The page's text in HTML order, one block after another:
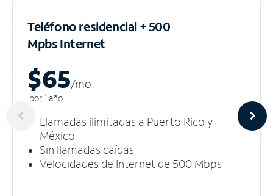
Teléfono residencial + 500
MpbsInternet
$65/mo
por 1 año
Llamadas ilimitadas a Puerto Rico y
México
Sin llamadas caídas
Velocidades de Internet de 500 Mbps